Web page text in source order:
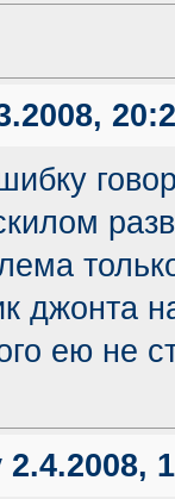
джонта
ею не
2.4.2008,